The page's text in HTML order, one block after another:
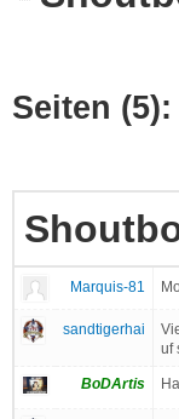
Seiten (5):
Marquis-81
sandtigerhai
uf
BoDArtis